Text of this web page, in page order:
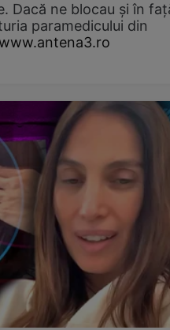
Dacă ne blocau şi în
paramedicului din